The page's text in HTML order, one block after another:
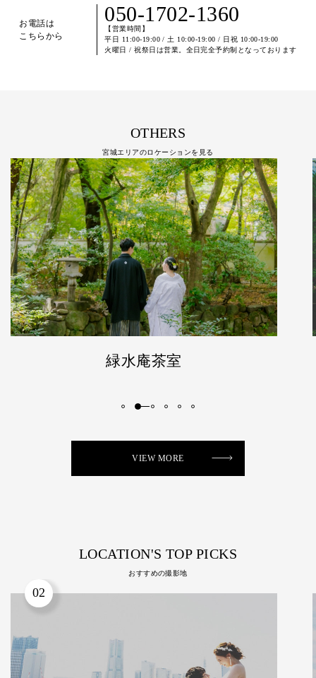
お電話は
こちらから
050-1702-1360
【営業時間】
平日 11:00-19:00 / 土 10:00-19:00 / 日祝 10:00-19:00
火曜日 / 祝祭日は営業。全日完全予約制となっております
OTHERS
宮城エリアのロケーションを見る
日本庭園
VIEW MORE
LOCATION'S TOP PICKS
おすすめの撮影地
03